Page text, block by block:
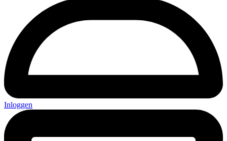
Inloggen